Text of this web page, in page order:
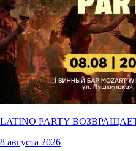
LATINO PARTY
8 августа 2026